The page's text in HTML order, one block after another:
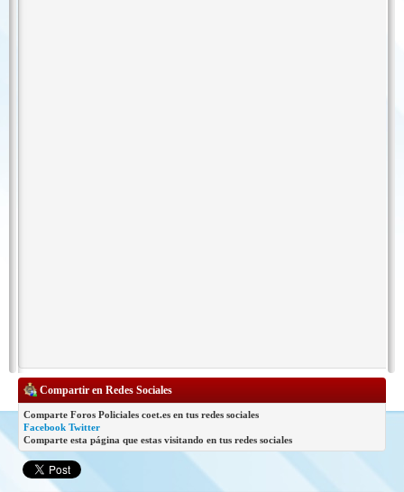
Compartir en Redes Sociales
Comparte Foros Policiales coet.es en tus redes sociales
Facebook Twitter
Comparte esta página que estas visitando en tus redes sociales